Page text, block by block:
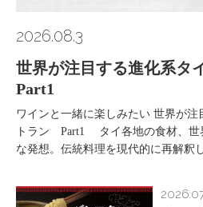
2026.08.3
世界が注目する進化系タ
Part1
ワインと一緒に楽しみたい 世界が注
トラン Part1 タイ各地の食材、世
な発想。伝統料理を現代的に再解釈